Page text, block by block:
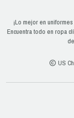
¡Lo mejor en
Encuentra todo en ropa
US